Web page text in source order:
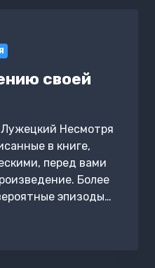
своей
Несмотря
в книге,
перед вами
Более
эпизоды…